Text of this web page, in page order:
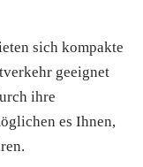
sich kompakte
geeignet
ihre
es Ihnen,